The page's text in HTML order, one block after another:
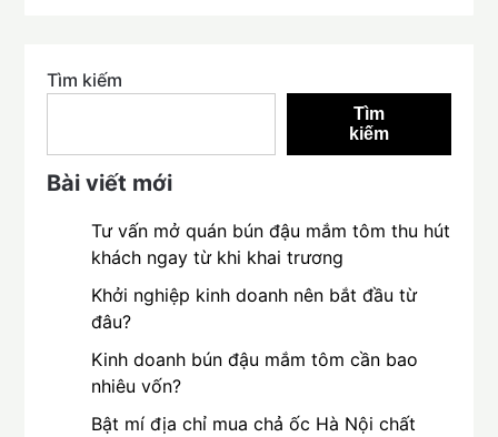
Tìm kiếm
Tìm
kiếm
Bài viết mới
Tư vấn mở quán bún đậu mắm tôm thu hút
khách ngay từ khi khai trương
Khởi nghiệp kinh doanh nên bắt đầu từ
đâu?
Kinh doanh bún đậu mắm tôm cần bao
nhiêu vốn?
Bật mí địa chỉ mua chả ốc Hà Nội chất